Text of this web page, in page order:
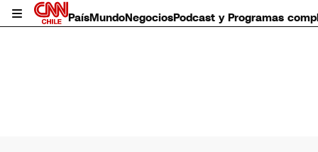
PaísMundoNegociosPodcast y Programas